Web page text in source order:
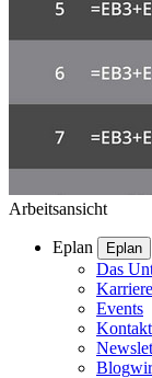
Arbeitsansicht
Eplan Eplan
Das
Karriere
Events
Kontakt
Blog